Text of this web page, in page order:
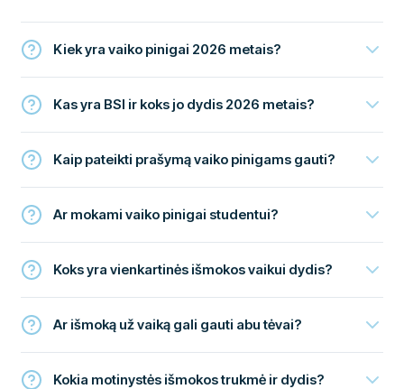
Kiek yra vaiko pinigai 2026 metais?
Kas yra BSI ir koks jo dydis 2026 metais?
Kaip pateikti prašymą vaiko pinigams gauti?
Ar mokami vaiko pinigai studentui?
Koks yra vienkartinės išmokos vaikui dydis?
Ar išmoką už vaiką gali gauti abu tėvai?
Kokia motinystės išmokos trukmė ir dydis?